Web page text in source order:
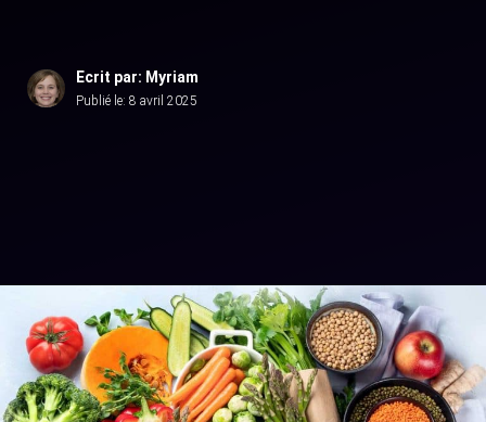
Ecrit par: Myriam
Publié le: 8 avril 2025